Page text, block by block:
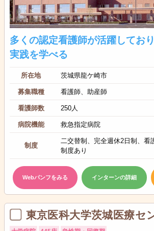
多くの認定看護師が活躍してお
実践を学べる
所在地 茨城県龍ケ崎市
募集職種 看護師、助産師
看護師数 250人
病院機能 救急指定病院
制度
二交替制、完全週休2日制、看
制度あり
Webパンフをみる インターンの詳細
東京医科大学茨城医療セ